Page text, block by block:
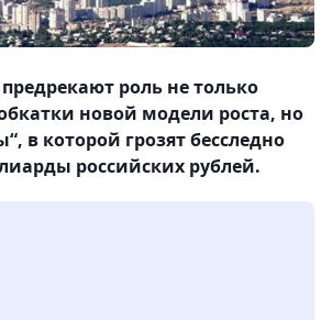
роль не только
новой модели роста, но
в которой грозят бесследно
российских рублей.